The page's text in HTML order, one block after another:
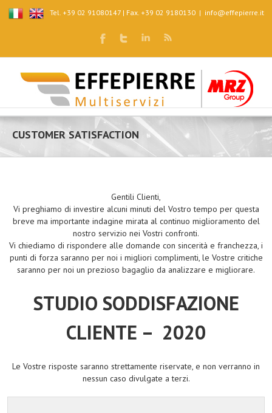
Tel. +39 02 91080147 | Fax. +39 02 9180130 | info@effepierre.it
CUSTOMER SATISFACTION
Gentili Clienti,
Vi preghiamo di investire alcuni minuti del Vostro tempo per questa
breve ma importante indagine mirata al continuo miglioramento del
nostro servizio nei Vostri confronti.
Vi chiediamo di rispondere alle domande con sincerità e franchezza, i
punti di forza saranno per noi i migliori complimenti, le Vostre critiche
saranno per noi un prezioso bagaglio da analizzare e migliorare.
STUDIO SODDISFAZIONE
CLIENTE – 2020
Le Vostre risposte saranno strettamente riservate, e non verranno in
nessun caso divulgate a terzi.